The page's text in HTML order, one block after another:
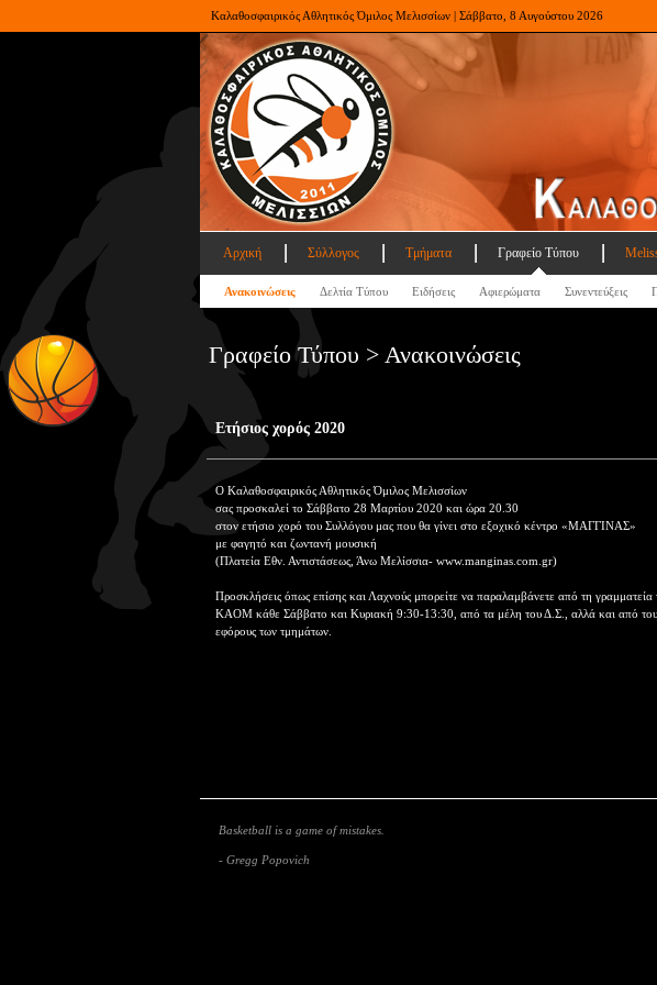
Καλαθοσφαιρικός Αθλητικός Όμιλος Μελισσίων | Σάββατο, 8 Αυγούστου 2026
Αρχική Σύλλογος Τμήματα Γραφείο Τύπου
Ανακοινώσεις Δελτία Τύπου Ειδήσεις Αφιερώματα Συνεντεύξεις
Γραφείο Τύπου > Ανακοινώσεις
Ετήσιος χορός 2020
Ο Καλαθοσφαιρικός Αθλητικός Όμιλος Μελισσίων
σας προσκαλεί το Σάββατο 28 Μαρτίου 2020 και ώρα 20.30
στον ετήσιο χορό του Συλλόγου μας που θα γίνει στο εξοχικό κέντρο «ΜΑΓΓΙΝΑΣ»
με φαγητό και ζωντανή μουσική
(Πλατεία Εθν. Αντιστάσεως, Άνω Μελίσσια- www.manginas.com.gr)
Προσκλήσεις όπως επίσης και Λαχνούς μπορείτε να παραλαμβάνετε από τη γραμματεία
ΚΑΟΜ κάθε Σάββατο και Κυριακή 9:30-13:30, από τα μέλη του Δ.Σ., αλλά και από
εφόρους των τμημάτων.
Basketball is a game of mistakes.
- Gregg Popovich